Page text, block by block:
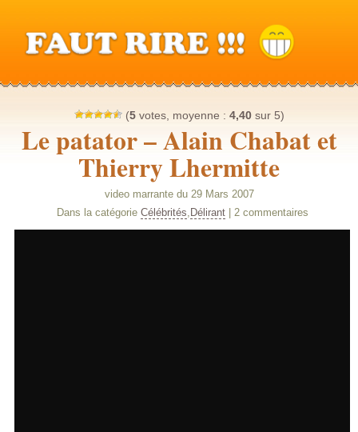
(5votes, moyenne : 4,40sur 5)
Le patator – Alain Chabat et
Thierry Lhermitte
video marrante du 29 Mars 2007
Dans la catégorie Célébrités, Délirant| 2 commentaires